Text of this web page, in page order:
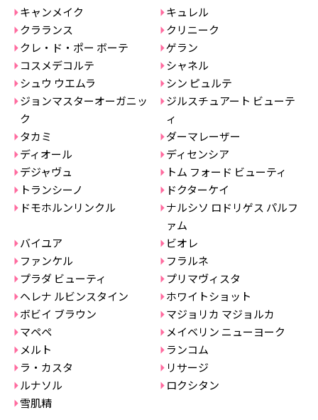
キャンメイク
キュレル
クラランス
クリニーク
クレ・ド・ポー ボーテ
ゲラン
コスメデコルテ
シャネル
シュウ ウエムラ
シン ピュルテ
ジョンマスターオーガニッ
ク
ジルスチュアート ビューテ
ィ
タカミ
ダーマレーザー
ディオール
ディセンシア
デジャヴュ
トム フォード ビューティ
トランシーノ
ドクターケイ
ドモホルンリンクル
ナルシソ ロドリゲス パルフ
ァム
バイユア
ビオレ
ファンケル
フラルネ
プラダ ビューティ
プリマヴィスタ
ヘレナ ルビンスタイン
ホワイトショット
ボビイ ブラウン
マジョリカ マジョルカ
マペペ
メイベリン ニューヨーク
メルト
ランコム
ラ・カスタ
リサージ
ルナソル
ロクシタン
雪肌精